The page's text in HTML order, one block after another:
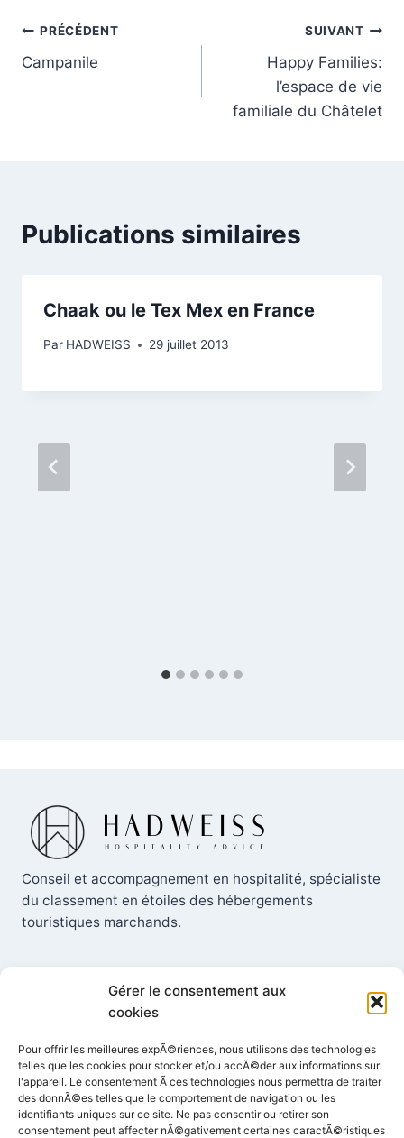
Gérer le consentement aux
cookies
Pour offrir les meilleures expÃ©riences, nous utilisons des technologies
telles que les cookies pour stocker et/ou accÃ©der aux informations sur
l'appareil. Le consentement Ã ces technologies nous permettra de traiter
des donnÃ©es telles que le comportement de navigation ou les
identifiants uniques sur ce site. Ne pas consentir ou retirer son
consentement peut affecter nÃ©gativement certaines caractÃ©ristiques
:
Navigation
de
PRÉCÉDENT
Campanile
SUIVANT
Happy Families:
l’espace de vie
familiale du Châtelet
Publications similaires
Chaak ou le Tex Mex en France
Par HADWEISS 29 juillet 2013
Conseil et accompagnement en hospitalité, spécialiste
du classement en étoiles des hébergements
touristiques marchands.
+33 (0) 6 73 60 41 54
Helene@hadweiss.com